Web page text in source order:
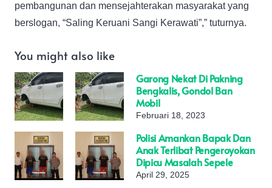
pembangunan dan mensejahterakan masyarakat yang
berslogan, “Saling Keruani Sangi Kerawati”,” tuturnya.
You might also like
Garong Nekat Di Pakning
Bengkalis, Gondol Ban
Mobil
Februari 18, 2023
Polisi Amankan Bapak Dan
Anak Terlibat Pengeroyokan
Dipicu Masalah Sepele
April 29, 2025